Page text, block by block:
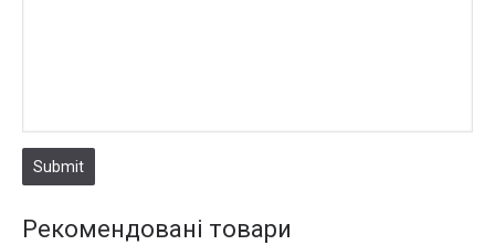
Submit
Рекомендовані товари